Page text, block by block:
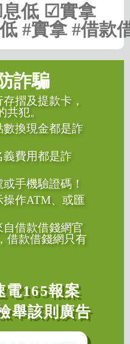
低 ☑實拿
#實拿 #借款
詐騙
摺及提款卡，
犯。
換現金都是詐
費用都是詐
手機驗證碼！
作ATM、或匯
借款借錢網官
借款借錢網只有
電165報案
舉該則廣告